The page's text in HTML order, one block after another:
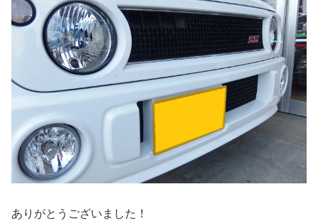
ありがとうございました！